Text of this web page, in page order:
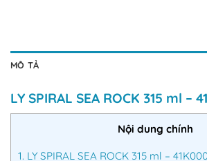
MÔ TẢ
LY SPIRAL SEA ROCK 315 ml –
Nội dung chính
1. LY SPIRAL SEA ROCK 315 ml –